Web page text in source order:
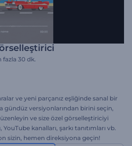
fazla 30 dk.
ve yeni parçanız eşliğinde sanal bir
gündüz versiyonlarından birini seçin,
ve size özel görselleştiriciyi
kanalları, şarkı tanıtımları vb.
sizin, hemen direksiyona geçin!